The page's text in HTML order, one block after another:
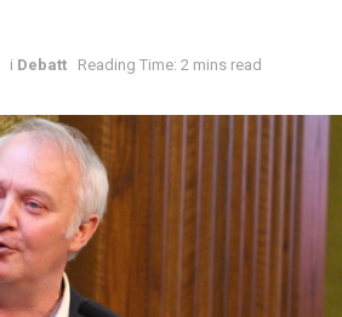
i Debatt Reading Time: 2 mins read